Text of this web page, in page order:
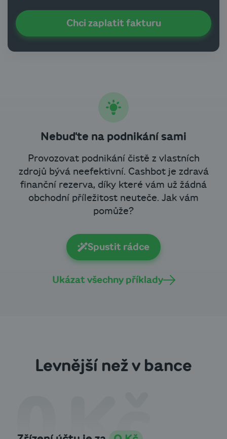
Chci zaplatit fakturu
Nebuďte na podnikání sami
Provozovat podnikání čistě z vlastních
zdrojů bývá neefektivní. Cashbot je zdravá
finanční rezerva, díky které vám už žádná
obchodní příležitost neuteče. Jak vám
pomůže?
Spustit rádce
Ukázat všechny příklady
Levnější než v bance